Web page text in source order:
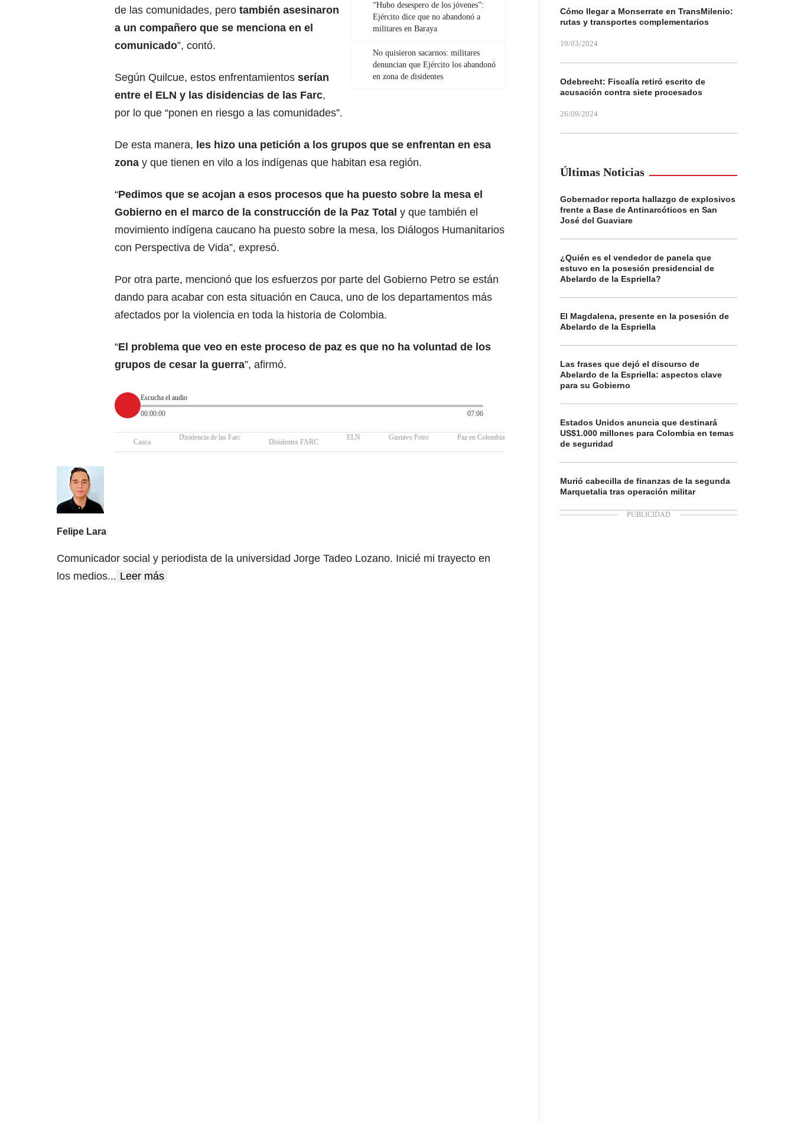
“Hubo desespero de los jóvenes”:
Ejército dice que no abandonó a
militares en Baraya
No quisieron sacarnos: militares
denuncian que Ejército los abandonó
en zona de disidentes
de las comunidades, pero también asesinaron
a un compañero que se menciona en el
comunicado”, contó.
Según Quilcue, estos enfrentamientos serían
entre el ELN y las disidencias de las Farc,
por lo que “ponen en riesgo a las comunidades”.
De esta manera, les hizo una petición a los grupos que se enfrentan en esa
zona y que tienen en vilo a los indígenas que habitan esa región.
“Pedimos que se acojan a esos procesos que ha puesto sobre la mesa el
Gobierno en el marco de la construcción de la Paz Total y que también el
movimiento indígena caucano ha puesto sobre la mesa, los Diálogos Humanitarios
con Perspectiva de Vida”, expresó.
Por otra parte, mencionó que los esfuerzos por parte del Gobierno Petro se están
dando para acabar con esta situación en Cauca, uno de los departamentos más
afectados por la violencia en toda la historia de Colombia.
“El problema que veo en este proceso de paz es que no ha voluntad de los
grupos de cesar la guerra”, afirmó.
Escucha el audio
00:00:00
07:06
Cauca
Disidencia de las Farc
Disidentes FARC
ELN Gustavo Petro Paz en Colombia
Felipe Lara
Comunicador social y periodista de la universidad Jorge Tadeo Lozano. Inicié mi trayecto en
los medios... Leer más
Cómo llegar a Monserrate en TransMilenio:
rutas y transportes complementarios
19/03/2024
Odebrecht: Fiscalía retiró escrito de
acusación contra siete procesados
26/09/2024
Últimas Noticias
Gobernador reporta hallazgo de explosivos
frente a Base de Antinarcóticos en San
José del Guaviare
¿Quién es el vendedor de panela que
estuvo en la posesión presidencial de
Abelardo de la Espriella?
El Magdalena, presente en la posesión de
Abelardo de la Espriella
Las frases que dejó el discurso de
Abelardo de la Espriella: aspectos clave
para su Gobierno
Estados Unidos anuncia que destinará
US$1.000 millones para Colombia en temas
de seguridad
Murió cabecilla de finanzas de la segunda
Marquetalia tras operación militar